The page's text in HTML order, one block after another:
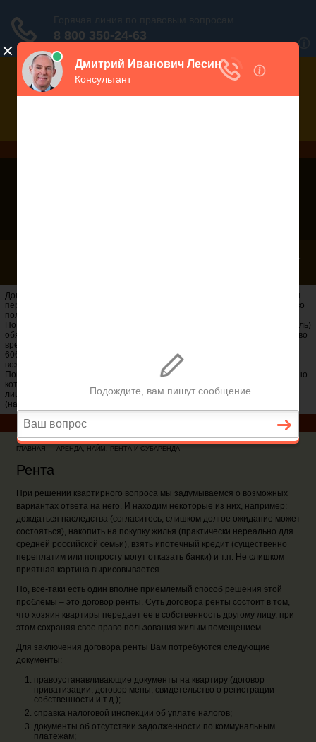
Гражданский Кодекс Российской Федерации (РФ), 2026 -
Договор ренты - суть договора ренты состоит в том, что хозяин квартиры
передает ее в собственность другому лицу, при этом сохраняя свое право
пользования жилым помещением.
По договору аренды (имущественного найма) арендодатель (наймодатель)
обязуется предоставить арендатору (нанимателю) имущество за плату во
временное владение и пользование или во временное пользование (ст.
606 ГК РФ). Договор аренды является консенсуальным, взаимным и
воздмездным..
Понятие договора коммерческого найма дано в п. 1 ст. 671 ГК РФ, согласно
которому одна сторона - собственник помещения или управомоченное
лицо (наймодатель) - обязуется предоставить другой стороне
(нанимателю) помещение за плату во владение и пользование.
ГЛАВНАЯ — АРЕНДА, НАЙМ, РЕНТА И СУБАРЕНДА
Рента
При решении квартирного вопроса мы задумываемся о возможных
вариантах ответа на него. И находим некоторые из них, например:
дождаться наследства (согласитесь, слишком долгое ожидание может
состояться), накопить на покупку жилья (практически нереально для
средней российской семьи), взять ипотечный кредит (существенно
переплатим или попросту могут отказать банки) и т.п. Не слишком
приятная картина вырисовывается.
Но, все-таки есть один вполне приемлемый способ решения этой
проблемы – это договор ренты. Суть договора ренты состоит в том,
что хозяин квартиры передает ее в собственность другому лицу, при
этом сохраняя свое право пользования жилым помещением.
Для заключения договора ренты Вам потребуются следующие
документы:
правоустанавливающие документы на квартиру (договор
приватизации, договор мены, свидетельство о регистрации
собственности и т.д.);
справка налоговой инспекции об уплате налогов;
документы об отсутствии задолженности по коммунальным
платежам;